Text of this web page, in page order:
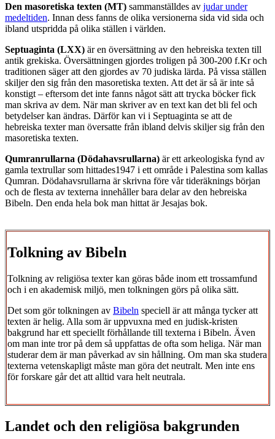
Den masoretiska texten (MT) sammanställdes av judar under
medeltiden. Innan dess fanns de olika versionerna sida vid sida och
ibland utspridda på olika ställen i världen.
​Septuaginta (LXX) är en översättning av den hebreiska texten till
antik grekiska. Översättningen gjordes troligen på 300-200 f.Kr och
traditionen säger att den gjordes av 70 judiska lärda. På vissa ställen
skiljer den sig från den masoretiska texten. Att det är så är inte så
konstigt – eftersom det inte fanns något sätt att trycka böcker fick
man skriva av dem. När man skriver av en text kan det bli fel och
betydelser kan ändras. Därför kan vi i Septuaginta se att de
hebreiska texter man översatte från ibland delvis skiljer sig från den
masoretiska texten.
Qumranrullarna (Dödahavsrullarna) är ett arkeologiska fynd av
gamla textrullar som hittades1947 i ett område i Palestina som kallas
Qumran. Dödahavsrullarna är skrivna före vår tideräknings början
och de flesta av texterna innehåller bara delar av den hebreiska
Bibeln. Den enda hela bok man hittat är Jesajas bok.
Tolkning av Bibeln
Tolkning av religiösa texter kan göras både inom ett trossamfund
och i en akademisk miljö, men tolkningen görs på olika sätt.
Det som gör tolkningen av Bibeln speciell är att många tycker att
texten är helig. Alla som är uppvuxna med en judisk-kristen
bakgrund har ett speciellt förhållande till texterna i Bibeln. Även
om man inte tror på dem så uppfattas de ofta som heliga. När man
studerar dem är man påverkad av sin hållning. Om man ska studera
texterna vetenskapligt måste man göra det neutralt. Men inte ens
för forskare går det att alltid vara helt neutrala.
Landet och den religiösa bakgrunden